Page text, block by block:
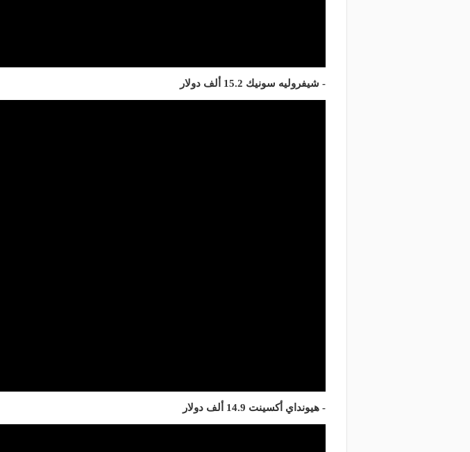
- شيفروليه سونيك 15.2 ألف دولار
- هيونداي أكسينت 14.9 ألف دولار